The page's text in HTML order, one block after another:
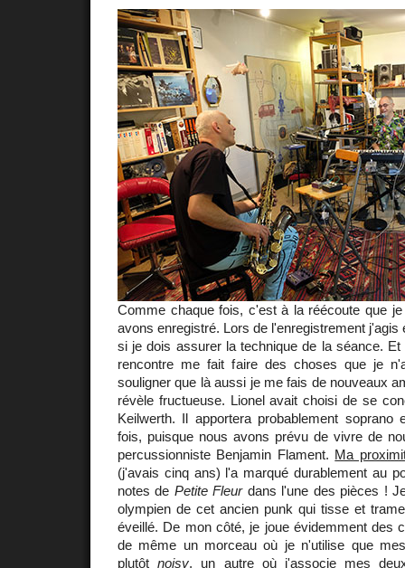
Comme chaque fois, c'est à la réécoute que
avons enregistré. Lors de l'enregistrement
si je dois assurer la technique de la séance.
rencontre me fait faire des choses que je
souligner que là aussi je me fais de nouveaux
révèle fructueuse. Lionel avait choisi de se
Keilwerth. Il apportera probablement soprano
fois, puisque nous avons prévu de vivre de
percussionniste Benjamin Flament. Ma
(j'avais cinq ans) l'a marqué durablement au
notes de Petite Fleurdans l'une des pièces !
olympien de cet ancien punk qui tisse et
éveillé. De mon côté, je joue évidemment des
de même un morceau où je n'utilise que
plutôtnoisy, un autre où j'associe mes